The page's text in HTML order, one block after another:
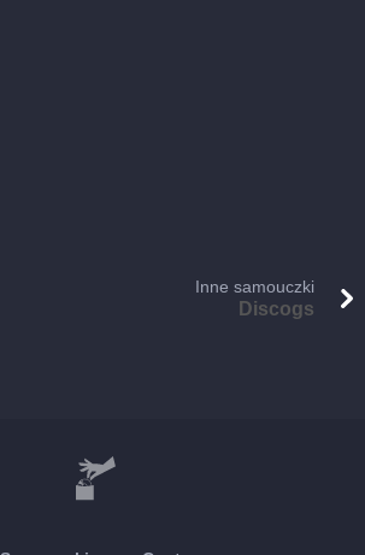
Inne samouczki
Discogs